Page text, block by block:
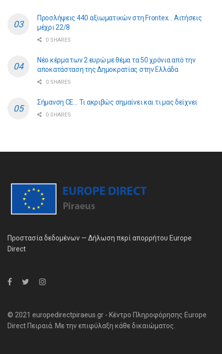
Προσλήψεις 440 αξιωματικών στη Frontex… Αιτήσεις
μέχρι 22/8
0 SHARES
Νέο κέρμα των 2 ευρώ με θέμα τα 50 χρόνια από την
αποκατάσταση της Δημοκρατίας στην Ελλάδα
0 SHARES
Σήμανση CE… Τι ακριβώς σημαίνει και τι μας δείχνει
0 SHARES
Προστασία δεδομένων — Δήλωση περί απορρήτου Europe
Direct
© 2021 europedirectpiraeus.gr - Κέντρο Πληροφόρησης Europe
Direct Πειραιά. Με την επιφύλαξη κάθε δικαιώματος.